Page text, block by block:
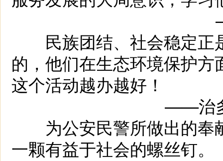
——
民族团结、社会稳定正
的，他们在生态环境保护
这个活动越办越好！
——治多
为公安民警所做出的奉
一颗有益于社会的螺丝钉。